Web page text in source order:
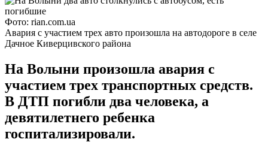
Фото: rian.com.ua
Авария с участием трех авто произошла на автодороге в селе
Дачное Киверцивского района
На Волыни произошла авария с
участием трех транспортных средств.
В ДТП погибли два человека, а
девятилетнего ребенка
госпитализировали.